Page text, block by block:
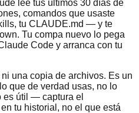
lee tus últimos 30 días de
comandos que usaste
tu CLAUDE.md — y te
Tu compa nuevo lo pega
Code y arranca con tu
una copia de archivos. Es un
que de verdad usas, no lo
es útil — captura el
tu historial, no el que está